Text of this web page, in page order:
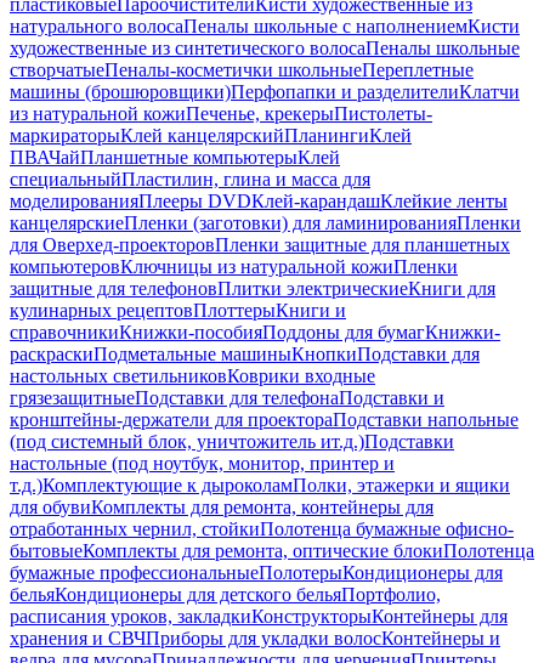
пластиковыеПароочистителиКисти художественные из
натурального волосаПеналы школьные с наполнениемКисти
художественные из синтетического волосаПеналы школьные
створчатыеПеналы-косметички школьныеПереплетные
машины (брошюровщики)Перфопапки и разделителиКлатчи
из натуральной кожиПеченье, крекерыПистолеты-
маркираторыКлей канцелярскийПланингиКлей
ПВАЧайПланшетные компьютерыКлей
специальныйПластилин, глина и масса для
моделированияПлееры DVDКлей-карандашКлейкие ленты
канцелярскиеПленки (заготовки) для ламинированияПленки
для Оверхед-проекторовПленки защитные для планшетных
компьютеровКлючницы из натуральной кожиПленки
защитные для телефоновПлитки электрическиеКниги для
кулинарных рецептовПлоттерыКниги и
справочникиКнижки-пособияПоддоны для бумагКнижки-
раскраскиПодметальные машиныКнопкиПодставки для
настольных светильниковКоврики входные
грязезащитныеПодставки для телефонаПодставки и
кронштейны-держатели для проектораПодставки напольные
(под системный блок, уничтожитель ит.д.)Подставки
настольные (под ноутбук, монитор, принтер и
т.д.)Комплектующие к дыроколамПолки, этажерки и ящики
для обувиКомплекты для ремонта, контейнеры для
отработанных чернил, стойкиПолотенца бумажные офисно-
бытовыеКомплекты для ремонта, оптические блокиПолотенца
бумажные профессиональныеПолотерыКондиционеры для
бельяКондиционеры для детского бельяПортфолио,
расписания уроков, закладкиКонструкторыКонтейнеры для
хранения и СВЧПриборы для укладки волосКонтейнеры и